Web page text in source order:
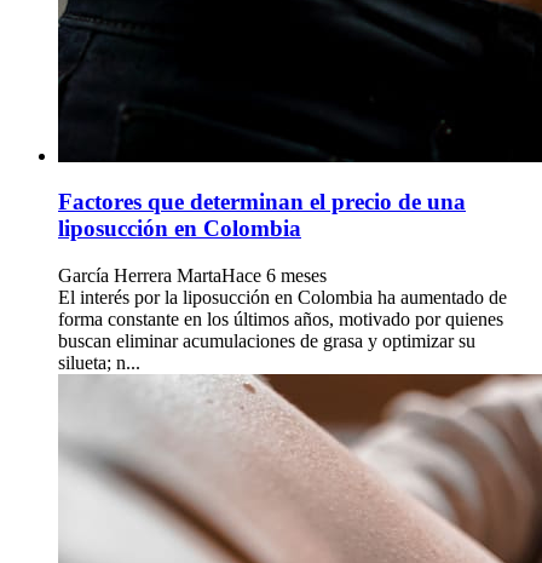
Factores que determinan el precio de una
liposucción en Colombia
García Herrera MartaHace 6 meses
El interés por la liposucción en Colombia ha aumentado de
forma constante en los últimos años, motivado por quienes
buscan eliminar acumulaciones de grasa y optimizar su
silueta; n...